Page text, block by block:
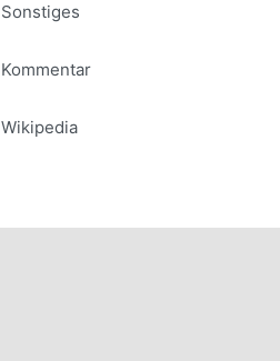
Sonstiges
Kommentar
Wikipedia